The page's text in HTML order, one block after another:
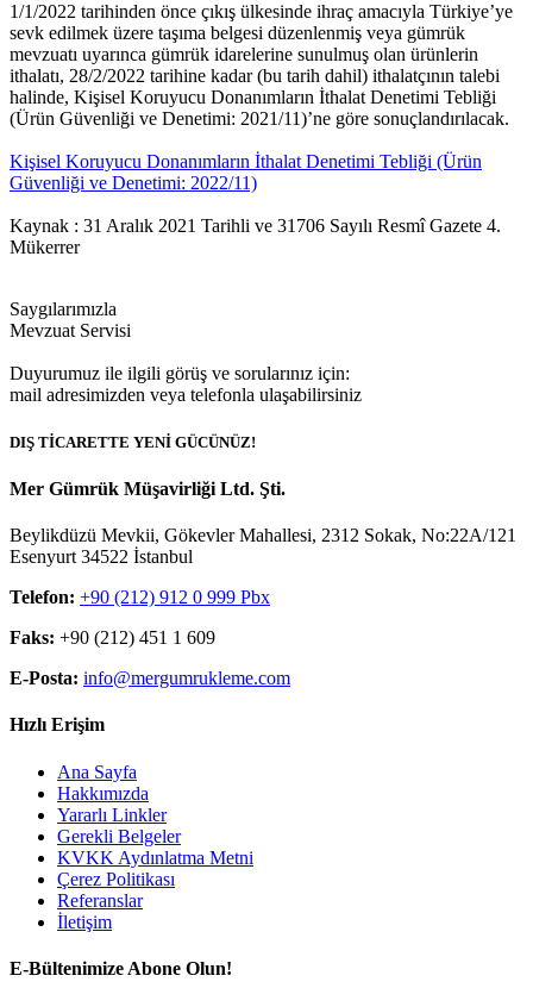
1/1/2022 tarihinden önce çıkış ülkesinde ihraç amacıyla Türkiye’ye
sevk edilmek üzere taşıma belgesi düzenlenmiş veya gümrük
mevzuatı uyarınca gümrük idarelerine sunulmuş olan ürünlerin
ithalatı, 28/2/2022 tarihine kadar (bu tarih dahil) ithalatçının talebi
halinde, Kişisel Koruyucu Donanımların İthalat Denetimi Tebliği
(Ürün Güvenliği ve Denetimi: 2021/11)’ne göre sonuçlandırılacak.
Kişisel Koruyucu Donanımların İthalat Denetimi Tebliği (Ürün
Güvenliği ve Denetimi: 2022/11)
Kaynak : 31 Aralık 2021 Tarihli ve 31706 Sayılı Resmî Gazete 4.
Mükerrer
Saygılarımızla
Mevzuat Servisi
Duyurumuz ile ilgili görüş ve sorularınız için:
mail adresimizden veya telefonla ulaşabilirsiniz
DIŞ TİCARETTE YENİ GÜCÜNÜZ!
Mer Gümrük Müşavirliği Ltd. Şti.
Beylikdüzü Mevkii, Gökevler Mahallesi, 2312 Sokak, No:22A/121
Esenyurt 34522 İstanbul
Telefon: +90 (212) 912 0 999 Pbx
Faks: +90 (212) 451 1 609
E-Posta: info@mergumrukleme.com
Hızlı Erişim
Ana Sayfa
Hakkımızda
Yararlı Linkler
Gerekli Belgeler
KVKK Aydınlatma Metni
Çerez Politikası
Referanslar
İletişim
E-Bültenimize Abone Olun!